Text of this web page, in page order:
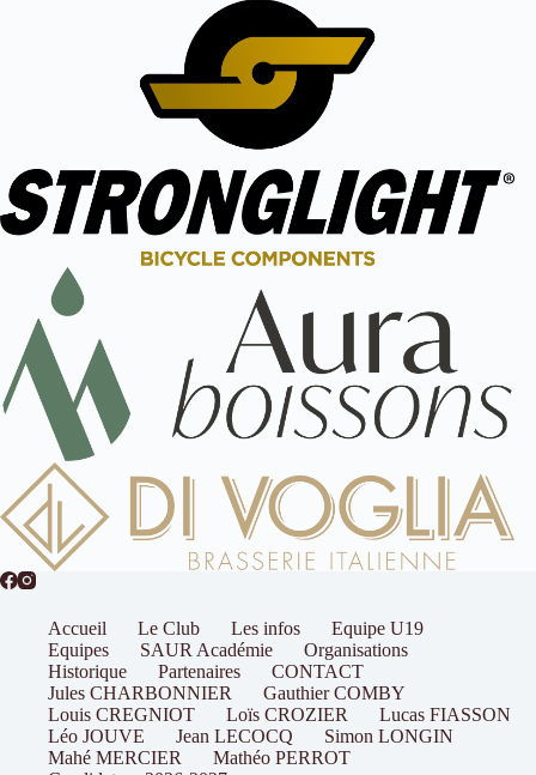
Accueil Le Club Les infos
Equipe U19
Equipes
SAUR Académie
Organisations
Historique
Partenaires
CONTACT
Jules CHARBONNIER
Gauthier COMBY
Louis CREGNIOT
Loïs CROZIER
Lucas FIASSON
Léo JOUVE
Jean LECOCQ
Simon LONGIN
Mahé MERCIER
Mathéo PERROT